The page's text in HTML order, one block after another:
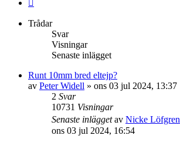
Trådar
Svar
Visningar
Senaste inlägget
Runt 10mm bred eltejp?
av Peter Widell » ons 03 jul 2024, 13:37
2 Svar
10731 Visningar
Senaste inläggetav Nicke Löfgren
ons 03 jul 2024, 16:54